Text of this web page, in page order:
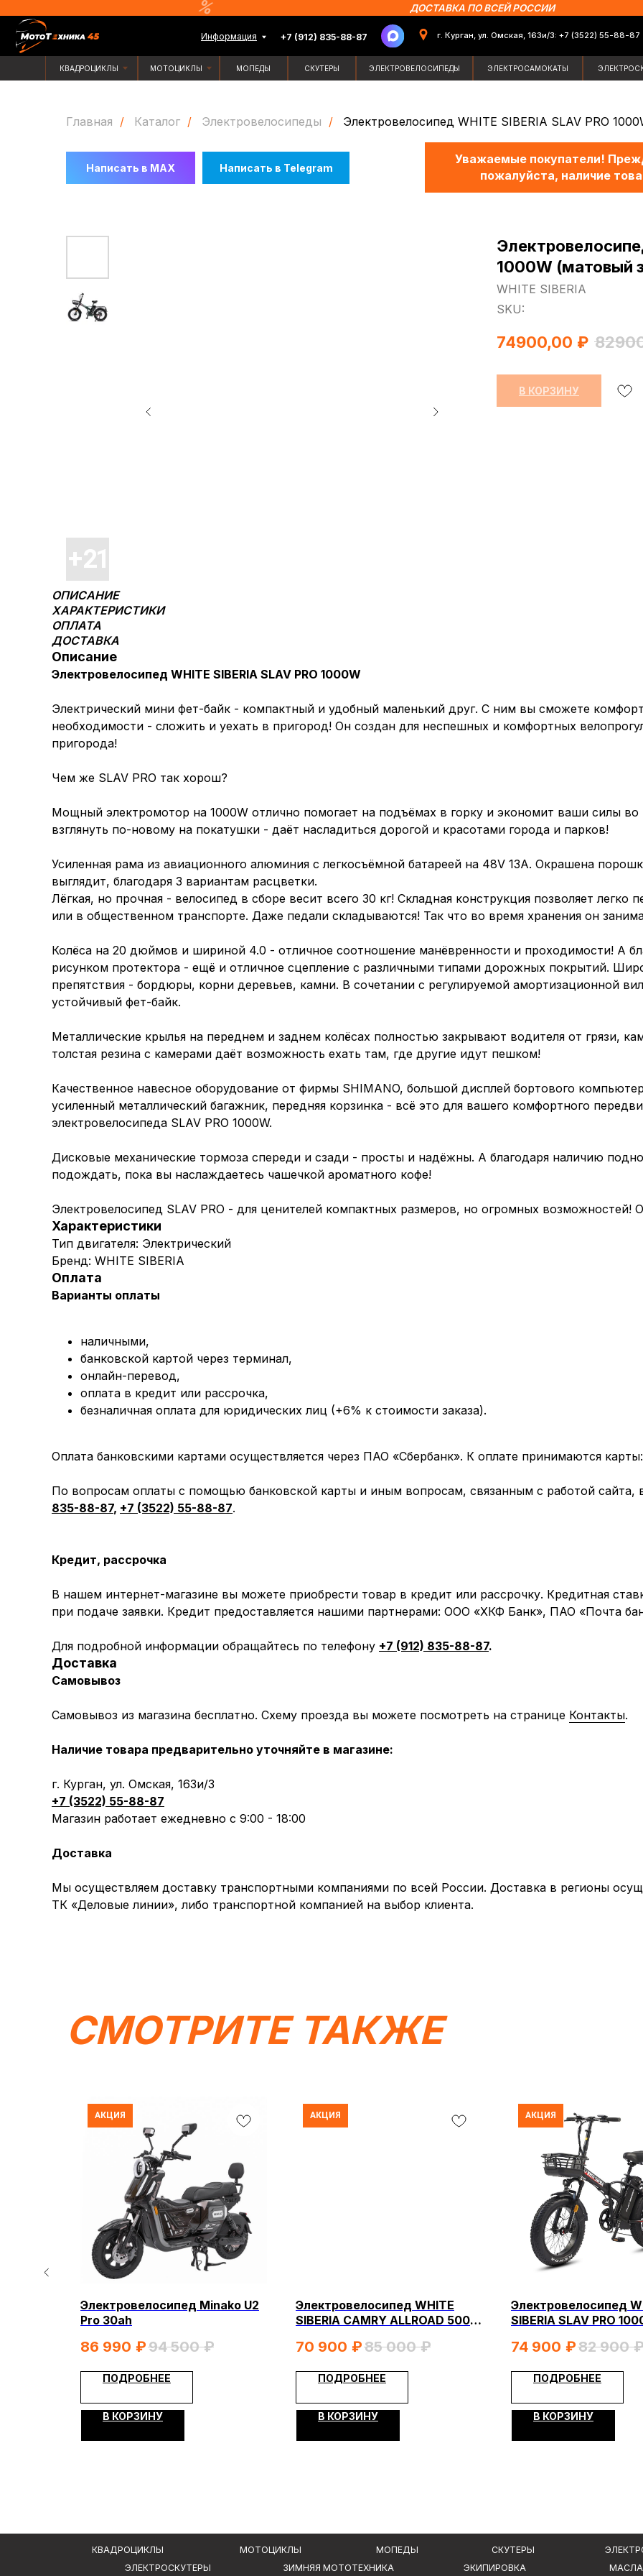
Информация Поиск по
+7 (912) 835-88-87 г. Курган, ул. Омская, 163и/3: +7 (3522) 55-88-87
ДОСТАВКА ПО ВСЕЙ РОССИИ
Главная / Каталог / Электровелосипеды / Электровелосипед WHITE SIBERIA SLAV PRO
Написать в MAX Написать в Telegram
Уважаемые покупатели!
пожалуйста, наличие
1000W (матовый
WHITE SIBERIA
SKU:
74900,00 ₽
В КОРЗИНУ
ОПИСАНИЕ
ХАРАКТЕРИСТИКИ
ОПЛАТА
ДОСТАВКА
Описание
Электровелосипед WHITE SIBERIA SLAV PRO 1000W
Электрический мини фет-байк - компактный и удобный маленький друг. С ним вы сможете
необходимости - сложить и уехать в пригород! Он создан для неспешных и комфортных
пригорода!
Чем же SLAV PRO так хорош?
Мощный электромотор на 1000W отлично помогает на подъёмах в горку и экономит ваши силы
взглянуть по-новому на покатушки - даёт насладиться дорогой и красотами города и парков!
Усиленная рама из авиационного алюминия с легкосъёмной батареей на 48V 13A. Окрашена
выглядит, благодаря 3 вариантам расцветки.
Лёгкая, но прочная - велосипед в сборе весит всего 30 кг! Складная конструкция позволяет легко
или в общественном транспорте. Даже педали складываются! Так что во время хранения он
Колёса на 20 дюймов и шириной 4.0 - отличное соотношение манёвренности и проходимости! А
рисунком протектора - ещё и отличное сцепление с различными типами дорожных покрытий.
препятствия - бордюры, корни деревьев, камни. В сочетании с регулируемой амортизационной
устойчивый фет-байк.
Металлические крылья на переднем и заднем колёсах полностью закрывают водителя от грязи,
толстая резина с камерами даёт возможность ехать там, где другие идут пешком!
Качественное навесное оборудование от фирмы SHIMANO, большой дисплей бортового
усиленный металлический багажник, передняя корзинка - всё это для вашего комфортного
электровелосипеда SLAV PRO 1000W.
Дисковые механические тормоза спереди и сзади - просты и надёжны. А благодаря наличию
подождать, пока вы наслаждаетесь чашечкой ароматного кофе!
Электровелосипед SLAV PRO - для ценителей компактных размеров, но огромных возможностей!
Характеристики
Тип двигателя: Электрический
Бренд: WHITE SIBERIA
Оплата
Варианты оплаты
наличными,
банковской картой через терминал,
онлайн-перевод,
оплата в кредит или рассрочка,
безналичная оплата для юридических лиц (+6% к стоимости заказа).
Оплата банковскими картами осуществляется через ПАО «Сбербанк». К оплате принимаются
По вопросам оплаты с помощью банковской карты и иным вопросам, связанным с работой сайта,
835-88-87, +7 (3522) 55-88-87.
Кредит, рассрочка
В нашем интернет-магазине вы можете приобрести товар в кредит или рассрочку. Кредитная
при подаче заявки. Кредит предоставляется нашими партнерами: ООО «ХКФ Банк», ПАО «Почта
Для подробной информации обращайтесь по телефону +7 (912) 835-88-87.
Доставка
Самовывоз
Самовывоз из магазина бесплатно. Схему проезда вы можете посмотреть на странице Контакты.
Наличие товара предварительно уточняйте в магазине:
г. Курган, ул. Омская, 163и/3
+7 (3522) 55-88-87
Магазин работает ежедневно с 9:00 - 18:00
Доставка
Мы осуществляем доставку транспортными компаниями по всей России. Доставка в регионы
ТК «Деловые линии», либо транспортной компанией на выбор клиента.
СМОТРИТЕ ТАКЖЕ
АКЦИЯ
Электровелосипед Minako U2
Pro 30ah
86 990 ₽94 500 ₽
ПОДРОБНЕЕ
В КОРЗИНУ
АКЦИЯ
Электровелосипед WHITE
SIBERIA CAMRY ALLROAD 500W
70 900 ₽85 000 ₽
ПОДРОБНЕЕ
В КОРЗИНУ
АКЦИЯ
Электровелосипед
SIBERIA SLAV PRO
74 900 ₽82 900 ₽
ПОДРОБНЕЕ
В КОРЗИНУ
КВАДРОЦИКЛЫ
ИНН 450164920881
ОГРНИП 325450000003279
Видеообзоры